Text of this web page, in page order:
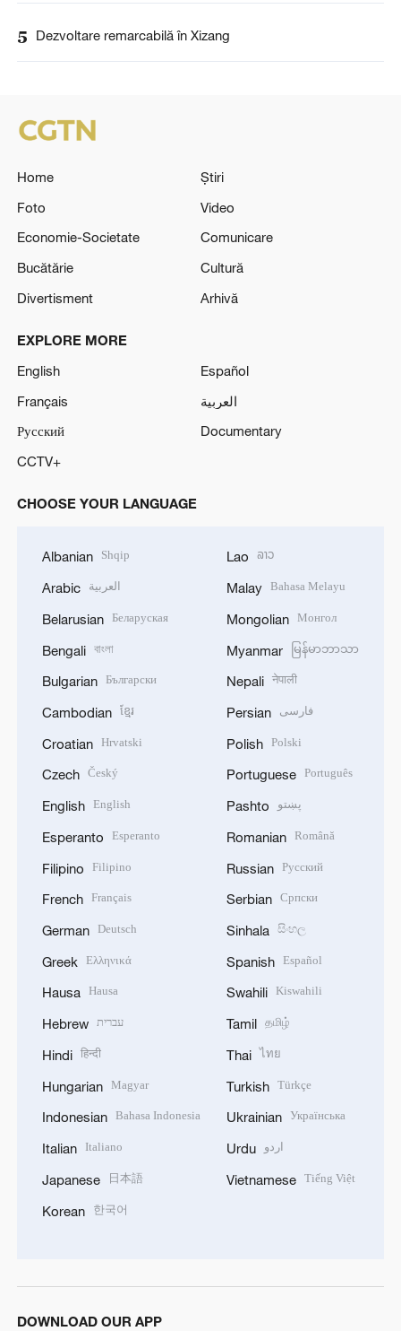
5 Dezvoltare remarcabilă în Xizang
Home
Știri
Foto
Video
Economie-Societate
Comunicare
Bucătărie
Cultură
Divertisment
Arhivă
EXPLORE MORE
English
Español
Français
العربية
Русский
Documentary
CCTV+
CHOOSE YOUR LANGUAGE
Albanian Shqip
Arabic العربية
Belarusian Беларуская
Bengali বাংলা
Bulgarian Български
Cambodian ខ្មែរ
Croatian Hrvatski
Czech Český
English English
Esperanto Esperanto
Filipino Filipino
French Français
German Deutsch
Greek Ελληνικά
Hausa Hausa
Hebrew עברית
Hindi हिन्दी
Hungarian Magyar
Indonesian Bahasa Indonesia
Italian Italiano
Japanese 日本語
Korean 한국어
Lao ລາວ
Malay Bahasa Melayu
Mongolian Монгол
Myanmar မြန်မာဘာသာ
Nepali नेपाली
Persian فارسی
Polish Polski
Portuguese Português
Pashto پښتو
Romanian Română
Russian Русский
Serbian Српски
Sinhala සිංහල
Spanish Español
Swahili Kiswahili
Tamil தமிழ்
Thai ไทย
Turkish Türkçe
Ukrainian Українська
Urdu اردو
Vietnamese Tiếng Việt
DOWNLOAD OUR APP